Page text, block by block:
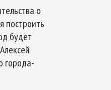
о
построить
будет
города-